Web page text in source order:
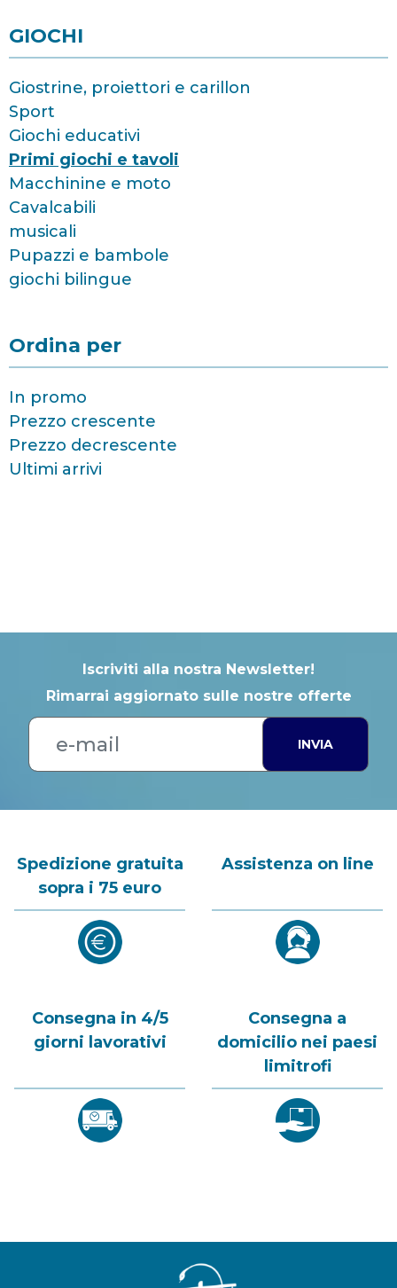
GIOCHI
Giostrine, proiettori e carillon
Sport
Giochi educativi
Primi giochi e tavoli
Macchinine e moto
Cavalcabili
musicali
Pupazzi e bambole
giochi bilingue
Ordina per
In promo
Prezzo crescente
Prezzo decrescente
Ultimi arrivi
Iscriviti alla nostra Newsletter!
Rimarrai aggiornato sulle nostre offerte
INVIA
Spedizione gratuita
sopra i 75 euro
Assistenza on line
Consegna in 4/5
giorni lavorativi
Consegna a
domicilio nei paesi
limitrofi